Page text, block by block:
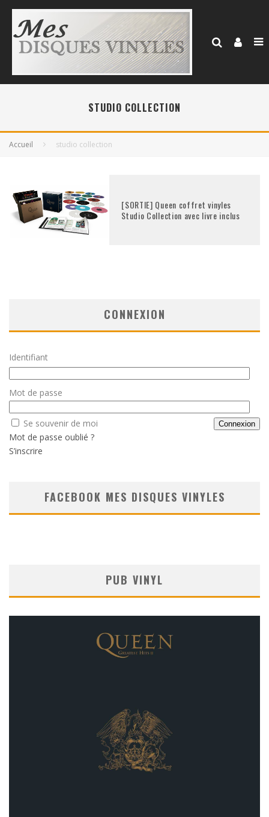
STUDIO COLLECTION
Accueil studio collection
[SORTIE] Queen coffret vinyles
Studio Collection avec livre inclus
CONNEXION
Identifiant
Mot de passe
Se souvenir de moi
Mot de passe oublié ?
S’inscrire
FACEBOOK MES DISQUES VINYLES
PUB VINYL